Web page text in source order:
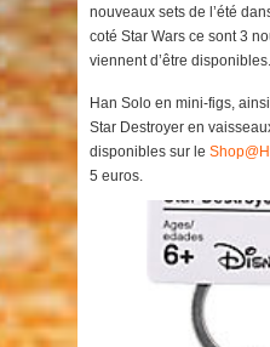
nouveaux sets de l’été
coté Star Wars ce sont 3
viennent d’être disponibles.
Han Solo en mini-figs,
Star Destroyer en
disponibles sur le
5 euros.